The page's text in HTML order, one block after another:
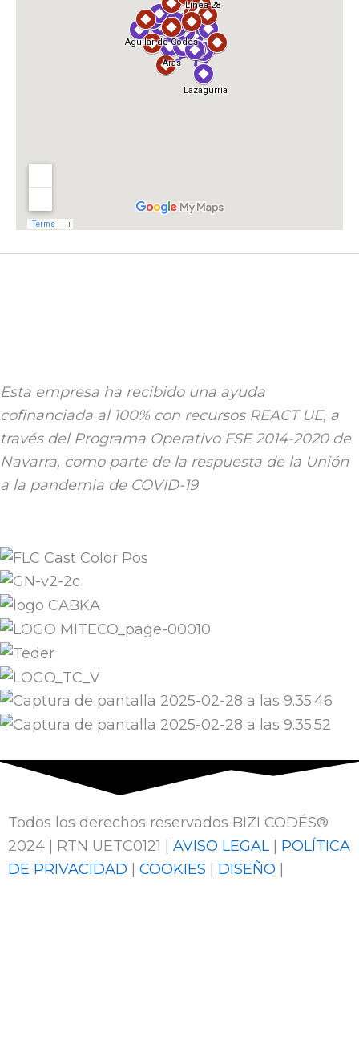
Esta empresa ha recibido una ayuda
cofinanciada al 100% con recursos REACT UE, a
través del Programa Operativo FSE 2014-2020 de
Navarra, como parte de la respuesta de la Unión
a la pandemia de COVID-19
Todos los derechos reservados BIZI CODÉS®
2024 | RTN UETC0121 | AVISO LEGAL| POLÍTICA
DE PRIVACIDAD
COOKIES DISEÑO